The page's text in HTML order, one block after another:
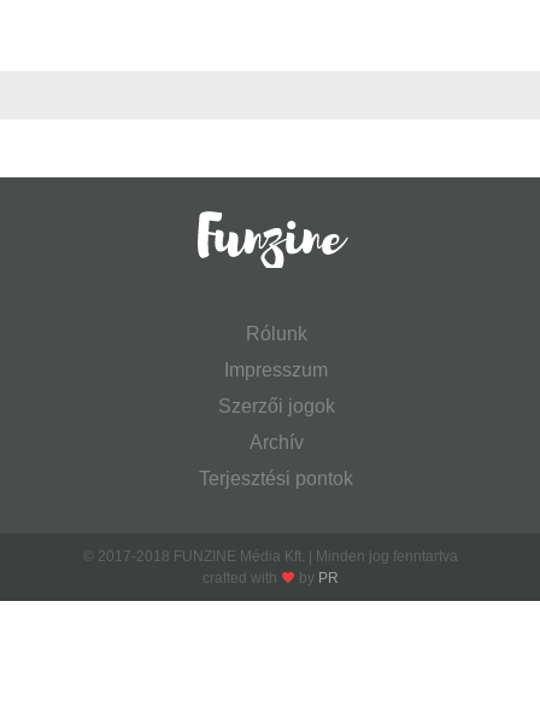
Rólunk
Impresszum
Szerzői jogok
Archív
Terjesztési pontok
© 2017-2018 FUNZINE Média Kft. | Minden jog fenntartva
crafted with
by PR